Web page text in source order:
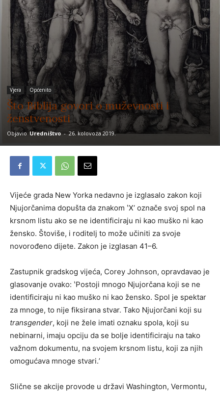
Vjera Općenito
Što Biblija govori o muževnosti i
ženstvenosti
Objavio Uredništvo - 26. kolovoza 2019.
Vijeće grada New Yorka nedavno je izglasalo zakon koji
Njujorčanima dopušta da znakom ʽXʼ označe svoj spol na
krsnom listu ako se ne identificiraju ni kao muško ni kao
žensko. Štoviše, i roditelj to može učiniti za svoje
novorođeno dijete. Zakon je izglasan 41–6.
Zastupnik gradskog vijeća, Corey Johnson, opravdavao je
glasovanje ovako: ʽPostoji mnogo Njujorčana koji se ne
identificiraju ni kao muško ni kao žensko. Spol je spektar
za mnoge, to nije fiksirana stvar. Tako Njujorčani koji su
transgender, koji ne žele imati oznaku spola, koji su
nebinarni, imaju opciju da se bolje identificiraju na tako
važnom dokumentu, na svojem krsnom listu, koji za njih
omogućava mnoge stvari.ʼ
Slične se akcije provode u državi Washington, Vermontu,